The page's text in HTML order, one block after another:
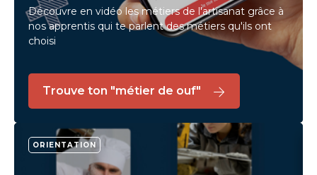
Découvre en vidéo les métiers de l'artisanat grâce à
nos apprentis qui te parlent des métiers qu'ils ont
choisi
Trouve ton "métier de ouf"
ORIENTATION